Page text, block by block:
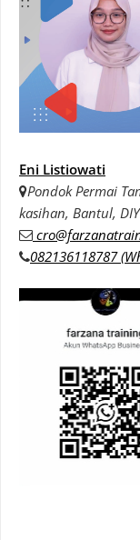
Eni Listiowati
Pondok Permai
kasihan, Bantul,
082136118787